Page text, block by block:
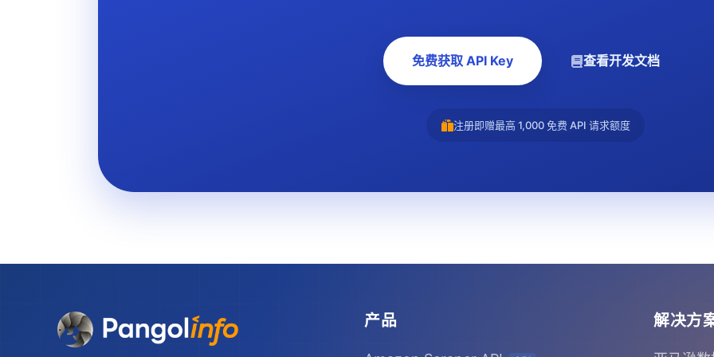
免费获取 API Key 查看开发文档
注册即赠最高 1,000 免费 API 请求额度
产品 解决方